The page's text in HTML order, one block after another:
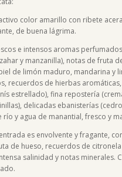
color amarillo con ribete
de buena lágrima.
e intensos aromas
y manzanilla), notas de fruta
de limón maduro, mandarina y
recuerdos de hierbas
estrellado), fina repostería
delicadas ebanisterías
río y agua de manantial, fresco y
es envolvente y fragante,
de hueso, recuerdos de
salinidad y notas minerales.